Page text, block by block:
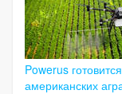
Powerus
американских